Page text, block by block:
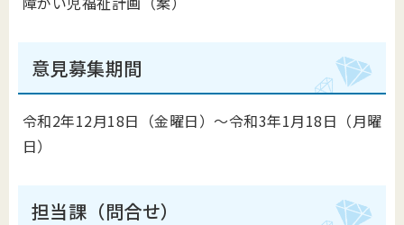
意見募集期間
令和2年12月18日（金曜日）～令和3年1月18日（月曜
日）
担当課（問合せ）